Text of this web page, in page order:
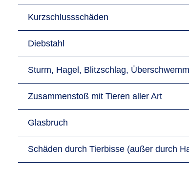
Kurzschlussschäden
Diebstahl
Sturm, Hagel, Blitzschlag,
Zusammenstoß mit Tieren aller Art
Glasbruch
Schäden durch Tierbisse (außer durch